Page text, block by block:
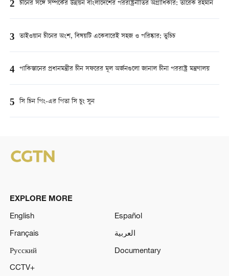
2 চীনের সঙ্গে সম্পর্কের উন্নয়ন বাংলাদেশের পররাষ্ট্রনীতির অগ্রাধিকার: তারেক রহমান
3 তাইওয়ান চীনের অংশ, বিষয়টি একেবারেই সহজ ও পরিষ্কার: ভুচিচ
4 পাকিস্তানের প্রধানমন্ত্রীর চীন সফরের মূল অর্জনগুলো জানাল চীনা পররাষ্ট্র মন্ত্রণালয়
5 সি চিন পিং-এর পিতা সি চুং সুন
EXPLORE MORE
English
Español
Français
العربية
Русский
Documentary
CCTV+